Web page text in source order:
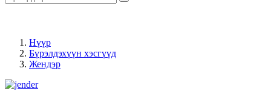
Нүүр
Бүрэлдэхүүн хэсгүүд
Жендэр